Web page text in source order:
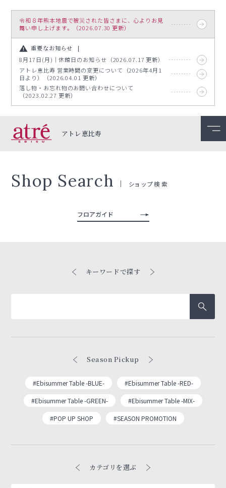
令和８年熊本地震で被災された皆さまに、心よりお見
舞い申し上げます。（2026.07.30 更新）
重要なお知らせ
8月17日(月)｜休館日のお知らせ（2026.07.17 更新）
アトレ恵比寿 営業時間の変更について（2026年4月1
日より）（2026.04.01 更新）
落し物・お忘れ物のお問い合わせについて
（2023.02.27 更新）
アトレ恵比寿
Shop Search ショップ検索
フロアガイド
キーワードで探す
Season Pickup
#Ebisummer Table -BLUE- #Ebisummer Table -RED-
#Ebisummer Table -GREEN- #Ebisummer Table -MIX-
#POP UP SHOP #SEASON PROMOTION
カテゴリを選ぶ